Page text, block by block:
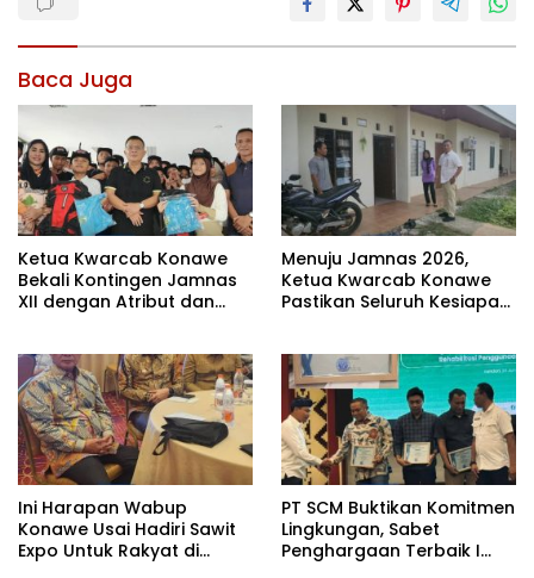
Baca Juga
Ketua Kwarcab Konawe
Bekali Kontingen Jamnas
XII dengan Atribut dan
Menuju Jamnas 2026,
Ketua Kwarcab Konawe
Pastikan Seluruh Kesiapan
Ini Harapan Wabup
Konawe Usai Hadiri Sawit
Expo Untuk Rakyat di
PT SCM Buktikan Komitmen
Lingkungan, Sabet
Penghargaan Terbaik I